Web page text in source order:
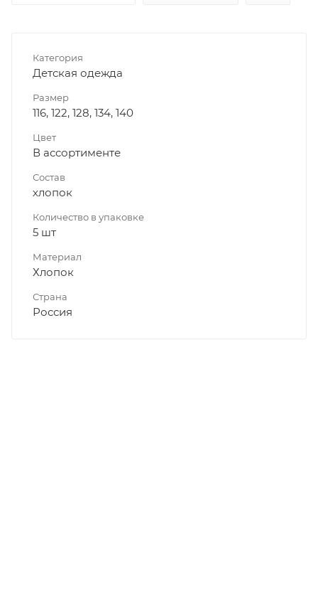
Категория
Детская одежда
Размер
116, 122, 128, 134, 140
Цвет
В ассортименте
Состав
хлопок
Количество в упаковке
5 шт
Материал
Хлопок
Страна
Россия